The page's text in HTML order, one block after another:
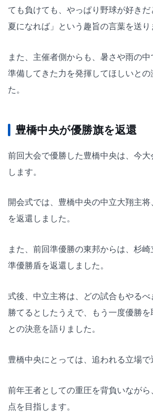
ても負けても、やっぱり野球が好きだ
夏になれば」という趣旨の言葉を送り
また、主催者側からも、暑さや雨の
準備してきた力を発揮してほしいとの
た。
豊橋中央が優勝旗を返還
前回大会で優勝した豊橋中央は、今
します。
開会式では、豊橋中央の中立大翔主
を返還しました。
また、前回準優勝の東邦からは、杉
準優勝盾を返還しました。
式後、中立主将は、どの試合もやる
勝てるとしたうえで、もう一度優勝
との決意を語りました。
豊橋中央にとっては、追われる立場で
前年王者としての重圧を背負いなが
点を目指します。